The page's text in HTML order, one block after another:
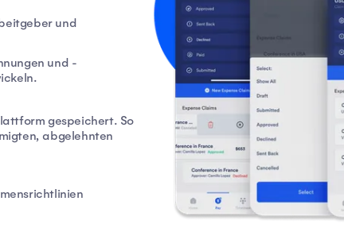
und
und -
gespeichert. So
abgelehnten